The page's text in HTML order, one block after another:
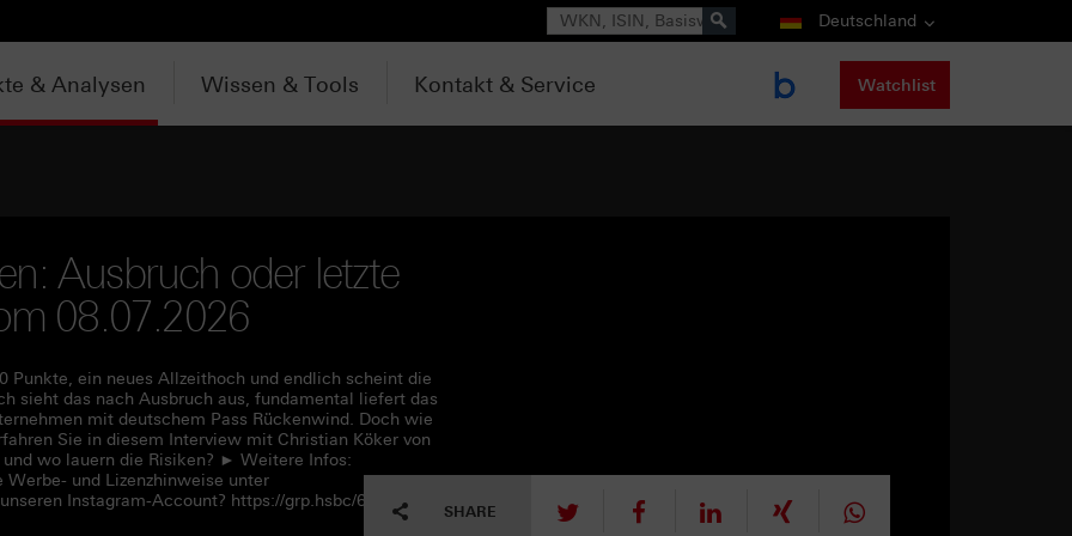
Suche Deutschland
& Analysen Wissen & Tools Kontakt & Service Watchlist
Ausbruch oder letzte
08.07.2026
Punkte, ein neues Allzeithoch und endlich scheint die
sieht das nach Ausbruch aus, fundamental liefert das
mit deutschem Pass Rückenwind. Doch wie
Sie in diesem Interview mit Christian Köker von
wo lauern die Risiken? ► Weitere Infos:
und Lizenzhinweise unter
Instagram-Account? https://grp.hsbc/6050q4HQC
SHARE tweet mitteilen